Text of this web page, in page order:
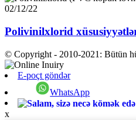
02/12/22
Polivinilxlorid
© Copyright - 2010-2021: Bütün
E-poçt göndər
WhatsApp
x